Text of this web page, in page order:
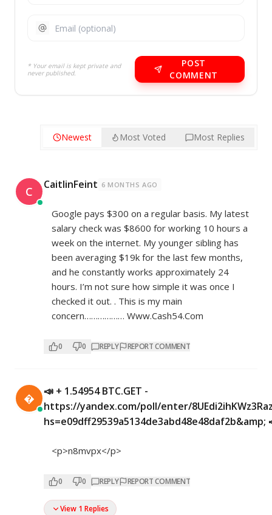
* Your email is kept private and
never published.
POST
COMMENT
Newest Most Voted Most Replies
C CaitlinFeint 6 MONTHS AGO
Google pays $300 on a regular basis. My latest
salary check was $8600 for working 10 hours a
week on the internet. My younger sibling has
been averaging $19k for the last few months,
and he constantly works approximately 24
hours. I’m not sure how simple it was once I
checked it out. . This is my main
concern……………… W­­w­w­.­­­C­­a­­s­­h­­­5­­­4­.­­C­­­­o­­­m
0 0 REPLY REPORT COMMENT

📣 + 1.54954 BTC.GET -
https://yandex.com/poll/enter/
hs=e09dff29539a5134de3abd48e48daf2b&amp;
<p>n8mvpx</p>
0 0 REPLY REPORT COMMENT
View 1 Replies